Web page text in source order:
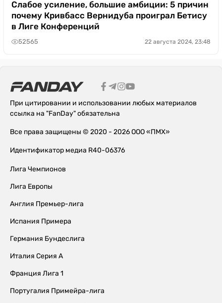
Слабое усиление, большие амбиции: 5 причин
почему Кривбасс Вернидуба проиграл Бетису
в Лиге Конференций
52565 22 августа 2024, 23:48
При цитировании и использовании любых материалов
ссылка на "FanDay" обязательна
Все права защищены © 2020 - 2026 ООО «ПМХ»
Идентификатор медиа R40-06376
Лига Чемпионов
Лига Европы
Англия Премьер-лига
Испания Примера
Германия Бундеслига
Италия Серия А
Франция Лига 1
Португалия Примейра-лига